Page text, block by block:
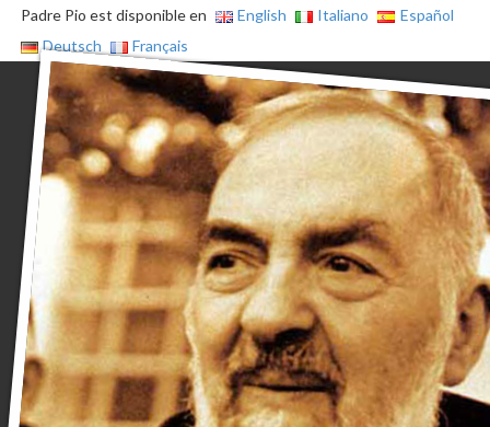
Padre Pio est disponible en English Italiano
Español
Deutsch
Français